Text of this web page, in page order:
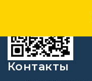
Контакты